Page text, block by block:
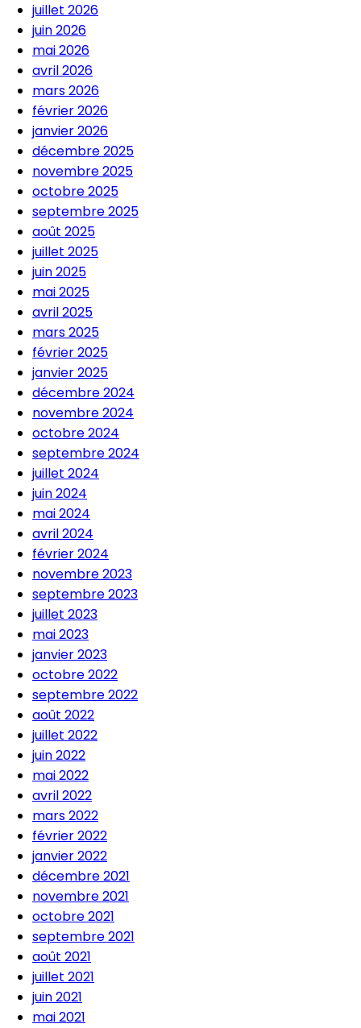
juillet 2026
juin 2026
mai 2026
avril 2026
mars 2026
février 2026
janvier 2026
décembre 2025
novembre 2025
octobre 2025
septembre 2025
août 2025
juillet 2025
juin 2025
mai 2025
avril 2025
mars 2025
février 2025
janvier 2025
décembre 2024
novembre 2024
octobre 2024
septembre 2024
juillet 2024
juin 2024
mai 2024
avril 2024
février 2024
novembre 2023
septembre 2023
juillet 2023
mai 2023
janvier 2023
octobre 2022
septembre 2022
août 2022
juillet 2022
juin 2022
mai 2022
avril 2022
mars 2022
février 2022
janvier 2022
décembre 2021
novembre 2021
octobre 2021
septembre 2021
août 2021
juillet 2021
juin 2021
mai 2021